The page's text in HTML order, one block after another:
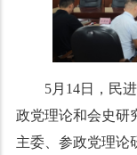
5月14日，民
政党理论和会史研
主委、参政党理论